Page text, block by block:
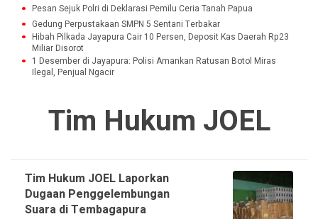
Pesan Sejuk Polri di Deklarasi Pemilu Ceria Tanah Papua
Gedung Perpustakaan SMPN 5 Sentani Terbakar
Hibah Pilkada Jayapura Cair 10 Persen, Deposit Kas Daerah Rp23
Miliar Disorot
1 Desember di Jayapura: Polisi Amankan Ratusan Botol Miras
Ilegal, Penjual Ngacir
Tim Hukum JOEL
Tim Hukum JOEL Laporkan
Dugaan Penggelembungan
Suara di Tembagapura